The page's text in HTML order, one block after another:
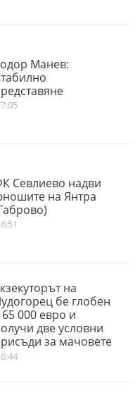
Манев:
Севлиево надви
на Янтра
на
бе глобен
65 000 евро и
две условни
за мачовете
"орлите"